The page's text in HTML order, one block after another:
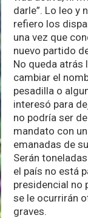
darle”. Lo leo y
refiero los
una vez que
nuevo partido
No queda atrás
cambiar el
pesadilla o
interesó para
no podría ser
mandato con
emanadas de
Serán
el país no está
presidencial no
se le ocurrirán
graves.